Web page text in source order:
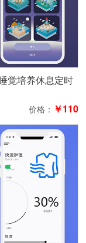
觉培养休息定时
价格： ￥110